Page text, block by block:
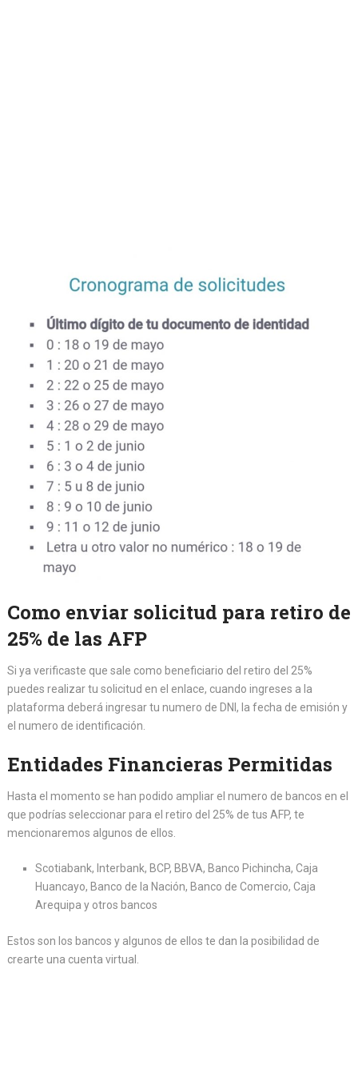
Como enviar solicitud para retiro de
25% de las AFP
Si ya verificaste que sale como beneficiario del retiro del 25%
puedes realizar tu solicitud en el enlace, cuando ingreses a la
plataforma deberá ingresar tu numero de DNI, la fecha de emisión y
el numero de identificación.
Entidades Financieras Permitidas
Hasta el momento se han podido ampliar el numero de bancos en el
que podrías seleccionar para el retiro del 25% de tus AFP, te
mencionaremos algunos de ellos.
Scotiabank, Interbank, BCP, BBVA, Banco Pichincha, Caja
Huancayo, Banco de la Nación, Banco de Comercio, Caja
Arequipa y otros bancos
Estos son los bancos y algunos de ellos te dan la posibilidad de
crearte una cuenta virtual.